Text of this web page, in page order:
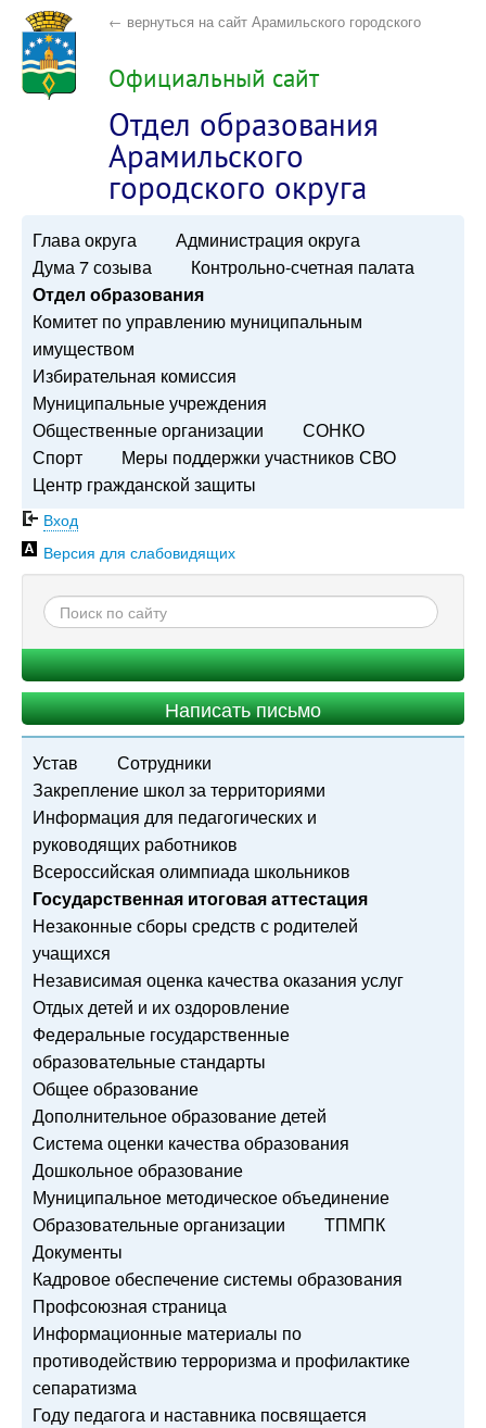
← вернуться на сайт Арамильского городского
округа
Официальный сайт
Отдел образования
Арамильского
городского округа
Глава округа
Администрация округа
Дума 7 созыва
Контрольно-счетная палата
Отдел образования
Комитет по управлению муниципальным
имуществом
Избирательная комиссия
Муниципальные учреждения
Общественные организации
СОНКО
Спорт
Меры поддержки участников СВО
Центр гражданской защиты
Вход
Версия для слабовидящих
Написать письмо
Устав
Сотрудники
Закрепление школ за территориями
Информация для педагогических и
руководящих работников
Всероссийская олимпиада школьников
Государственная итоговая аттестация
Незаконные сборы средств с родителей
учащихся
Независимая оценка качества оказания услуг
Отдых детей и их оздоровление
Федеральные государственные
образовательные стандарты
Общее образование
Дополнительное образование детей
Система оценки качества образования
Дошкольное образование
Муниципальное методическое объединение
Образовательные организации
ТПМПК
Документы
Кадровое обеспечение системы образования
Профсоюзная страница
Информационные материалы по
противодействию терроризма и профилактике
сепаратизма
Году педагога и наставника посвящается